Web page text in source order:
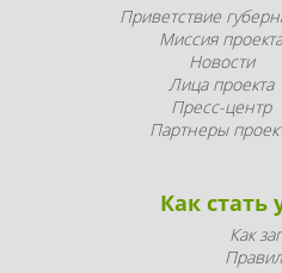
Приветствие
Миссия проекта
Новости
Лица проекта
Пресс-центр
Партнеры
Как стать
Как